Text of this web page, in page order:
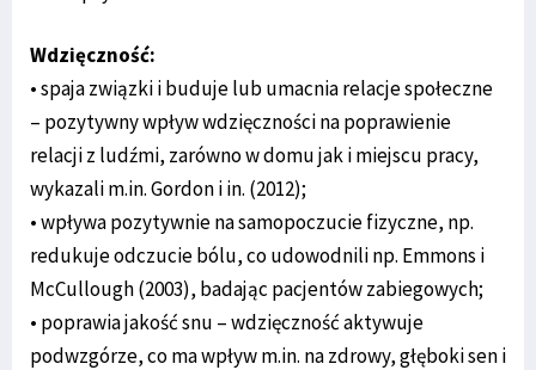
Wdzięczność:
• spaja związki i buduje lub umacnia relacje społeczne
– pozytywny wpływ wdzięczności na poprawienie
relacji z ludźmi, zarówno w domu jak i miejscu pracy,
wykazali m.in. Gordon i in. (2012);
• wpływa pozytywnie na samopoczucie fizyczne, np.
redukuje odczucie bólu, co udowodnili np. Emmons i
McCullough (2003), badając pacjentów zabiegowych;
• poprawia jakość snu – wdzięczność aktywuje
podwzgórze, co ma wpływ m.in. na zdrowy, głęboki sen i